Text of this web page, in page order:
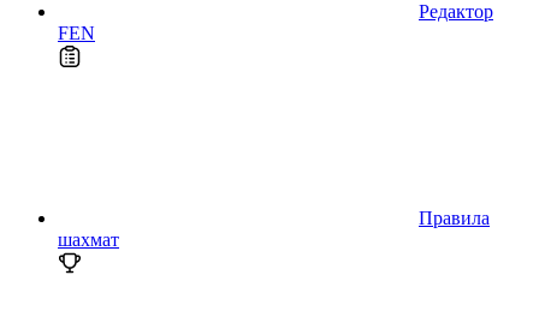
Редактор
FEN
Правила
шахмат